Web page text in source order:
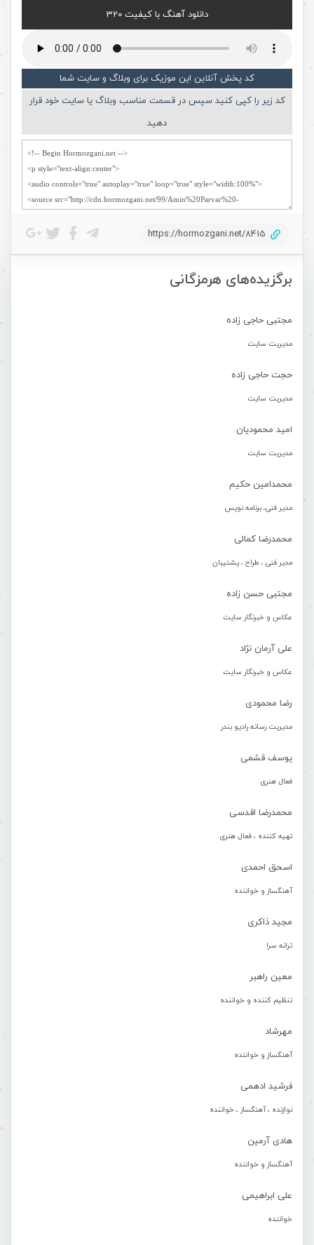
برگزیده‌های هرمزگانی
مجتبی حاجی زاده
مدیریت سایت
حجت حاجی زاده
مدیریت سایت
امید محمودیان
مدیریت سایت
محمدامین حکیم
مدیر فنی، برنامه نویس
محمدرضا کمالی
مدیر فنی ، طراح ، پشتیبان
مجتبی حسن زاده
عکاس و خبرنگار سایت
علی آرمان نژاد
عکاس و خبرنگار سایت
رضا محمودی
مدیریت رسانه رادیو بندر
یوسف قشمی
فعال هنری
محمدرضا اقدسی
تهیه کننده ، فعال هنری
اسحق احمدی
آهنگساز و خواننده
مجید ذاکری
ترانه سرا
معین راهبر
تنظیم کننده و خواننده
مهرشاد
آهنگساز و خواننده
فرشید ادهمی
نوازنده ، آهنگساز ، خواننده
هادی آرمین
آهنگساز و خواننده
علی ابراهیمی
خواننده
دانلود آهنگ با کیفیت 320
کد پخش آنلاین این موزیک برای وبلاگ و سایت شما
کد زیر را کپی کنید سپس در قسمت مناسب وبلاگ یا سایت خود قرار
دهید
https://hormozgani.net/8415